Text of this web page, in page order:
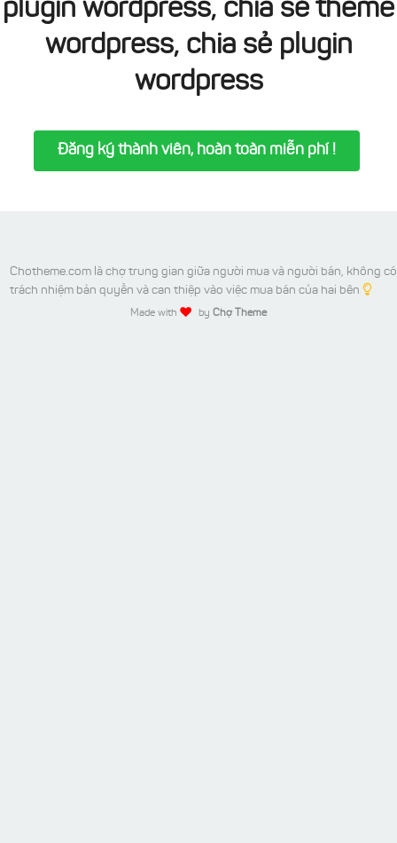
plugin wordpress, chia sẻ theme
wordpress, chia sẻ plugin
wordpress
Đăng ký thành viên, hoàn toàn miễn phí !
Chotheme.com là chợ trung gian giữa người mua và người bán, không có
trách nhiệm bản quyền và can thiệp vào việc mua bán của hai bên
Made with by Chợ Theme